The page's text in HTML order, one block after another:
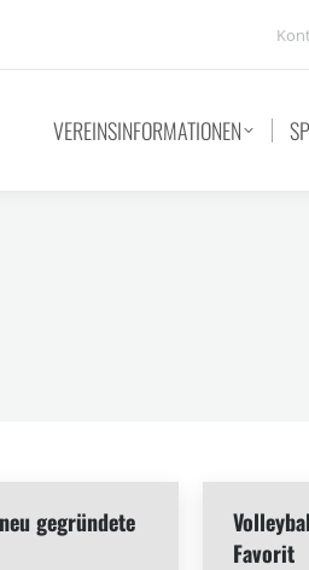
VEREINSINFORMATIONEN
gegründete
Favorit